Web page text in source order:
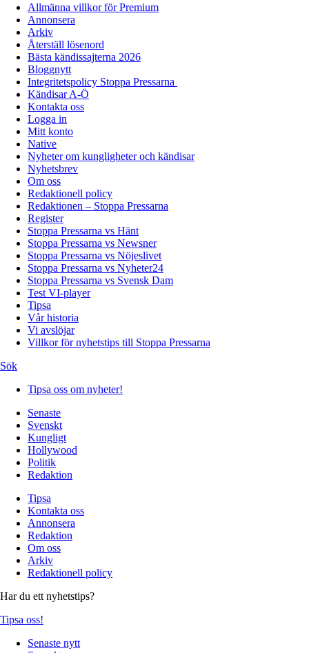
Allmänna villkor för Premium
Annonsera
Arkiv
Återställ lösenord
Bästa kändissajterna 2026
Bloggnytt
Integritetspolicy Stoppa Pressarna
Kändisar A-Ö
Kontakta oss
Logga in
Mitt konto
Native
Nyheter om kungligheter och kändisar
Nyhetsbrev
Om oss
Redaktionell policy
Redaktionen – Stoppa Pressarna
Register
Stoppa Pressarna vs Hänt
Stoppa Pressarna vs Newsner
Stoppa Pressarna vs Nöjeslivet
Stoppa Pressarna vs Nyheter24
Stoppa Pressarna vs Svensk Dam
Test VI-player
Tipsa
Vår historia
Vi avslöjar
Villkor för nyhetstips till Stoppa Pressarna
Sök
Tipsa oss om nyheter!
Senaste
Svenskt
Kungligt
Hollywood
Politik
Redaktion
Tipsa
Kontakta oss
Annonsera
Redaktion
Om oss
Arkiv
Redaktionell policy
Har du ett nyhetstips?
Tipsa oss!
Senaste nytt